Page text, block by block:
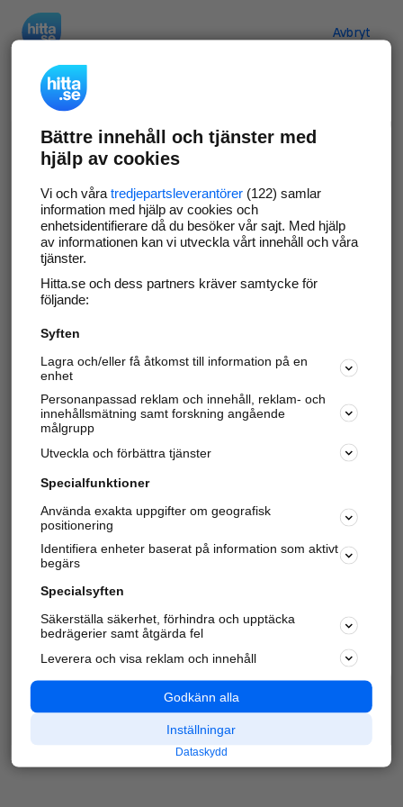
Avbryt
Verifiera ditt företag
Gör som 69 551företag
företagssida på hitta.se och syns bättre mot
kunder i ditt närområde. Helt kostnadsfritt.
Uppdatera din företagsinformation
Svara på och hantera dina omdömen
Har du redan verifierat ditt företag? Logga in
Varje vecka besöker du och4 miljoner
andra
härliga användare oss för att hitta rätt lokal
information om företag, privatpersoner och
platser.
Bättre innehåll och tjänster med
hjälp av cookies
Vi och våra tredjepartsleverantörer(122) samlar
information med hjälp av cookies och
enhetsidentifierare då du besöker vår sajt. Med hjälp
av informationen kan vi utveckla vårt innehåll och våra
tjänster.
Hitta.se och dess partners kräver samtycke för
följande:
Syften
Lagra och/eller få åtkomst till information på en
enhet
Personanpassad reklam och innehåll, reklam- och
innehållsmätning samt forskning angående
målgrupp
Utveckla och förbättra tjänster
Specialfunktioner
Använda exakta uppgifter om geografisk
positionering
Identifiera enheter baserat på information som aktivt
begärs
Specialsyften
Säkerställa säkerhet, förhindra och upptäcka
bedrägerier samt åtgärda fel
Leverera och visa reklam och innehåll
Godkänn alla
Inställningar
Dataskydd